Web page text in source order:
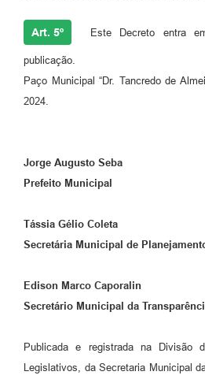
Art. 5º Este Decreto entra
publicação.
Paço Municipal “Dr. Tancredo de
2024.
Jorge Augusto Seba
Prefeito Municipal
Tássia Gélio Coleta
Secretária Municipal de
Edison Marco Caporalin
Secretário Municipal da
Publicada e registrada na Divisão
Legislativos, da Secretaria Municipal